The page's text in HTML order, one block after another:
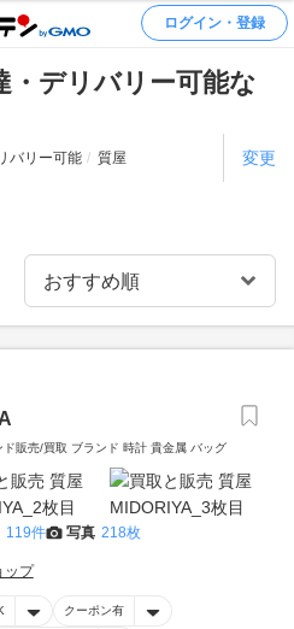
ログイン・登録
・デリバリー可能な
バリー可能 質屋 変更
販売/買取 ブランド 時計 貴金属 バッグ
119件 写真 218枚
ップ
クーポン有